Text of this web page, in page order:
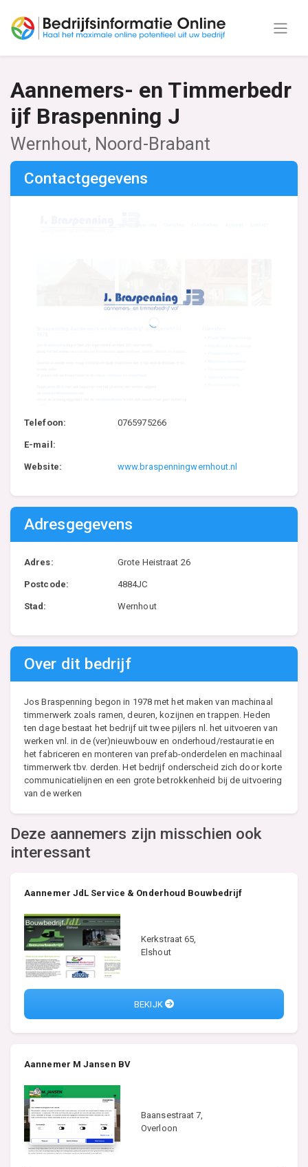
Aannemers- en Timmerbedr
ijf Braspenning J
Wernhout, Noord-Brabant
Contactgegevens
Telefoon: 0765975266
E-mail:
Website: www.braspenningwernhout.nl
Adresgegevens
Adres: Grote Heistraat 26
Postcode: 4884JC
Stad: Wernhout
Over dit bedrijf
Jos Braspenning begon in 1978 met het maken van machinaal
timmerwerk zoals ramen, deuren, kozijnen en trappen. Heden
ten dage bestaat het bedrijf uit twee pijlers nl. het uitvoeren van
werken vnl. in de (ver)nieuwbouw en onderhoud/restauratie en
het fabriceren en monteren van prefab-onderdelen en machinaal
timmerwerk tbv. derden. Het bedrijf onderscheid zich door korte
communicatielijnen en een grote betrokkenheid bij de uitvoering
van de werken
Deze aannemers zijn misschien ook
interessant
Aannemer JdL Service & Onderhoud Bouwbedrijf
Kerkstraat 65,
Elshout
BEKIJK
Aannemer M Jansen BV
Baansestraat 7,
Overloon